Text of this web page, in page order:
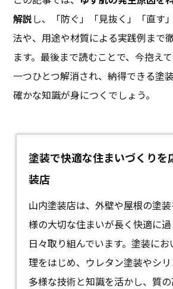
解説し、「防ぐ」「見抜く」「直す
法や、用途や材質による実践例まで
ます。最後まで読むことで、今抱え
一つひとつ解消され、納得できる塗
確かな知識が身につくでしょう。
塗装で快適な住まいづくりを
装店
山内塗装店は、外壁や屋根の塗装
様の大切な住まいが長く快適に過
日々取り組んでいます。塗装に
理をはじめ、ウレタン塗装やシリ
多様な技術と知識を活かし、質